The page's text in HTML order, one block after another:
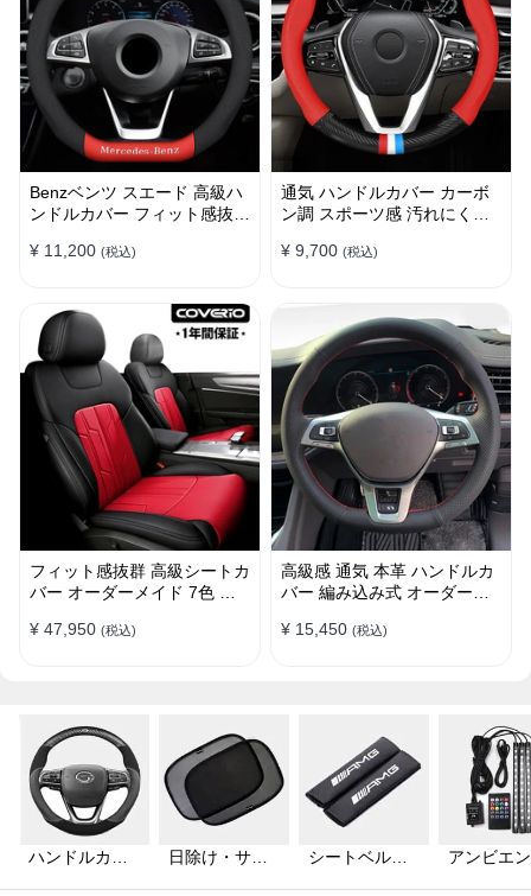
Benzベンツ スエード 高級ハ
ンドルカバー フィット感抜群
38CM
¥ 11,200 (税込)
通気 ハンドルカバー カーボ
ン調 スポーツ感 汚れにくい
け簡単 38CM
¥ 9,700 (税込)
フィット感抜群 高級シートカ
バー オーダーメイド 7色 防
ト
¥ 47,950 (税込)
高級感 通気 本革 ハンドルカ
バー 編み込み式 オーダーメ
プ
¥ 15,450 (税込)
ハンドルカバ
日除け・サン
シートベルト
アンビエ